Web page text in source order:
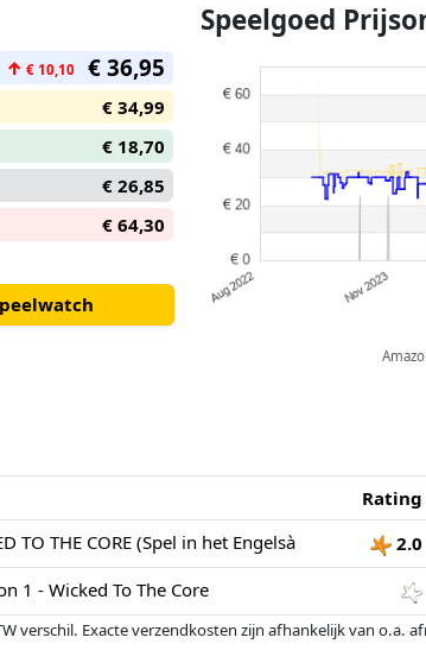
↑ € 10,10 € 36,95
€ 34,99
€ 18,70
€ 26,85
€ 64,30
Speelgoed
Rating
TO THE CORE (Spel in het Engelsà
2.0
1 - Wicked To The Core
verschil. Exacte verzendkosten zijn afhankelijk van o.a.